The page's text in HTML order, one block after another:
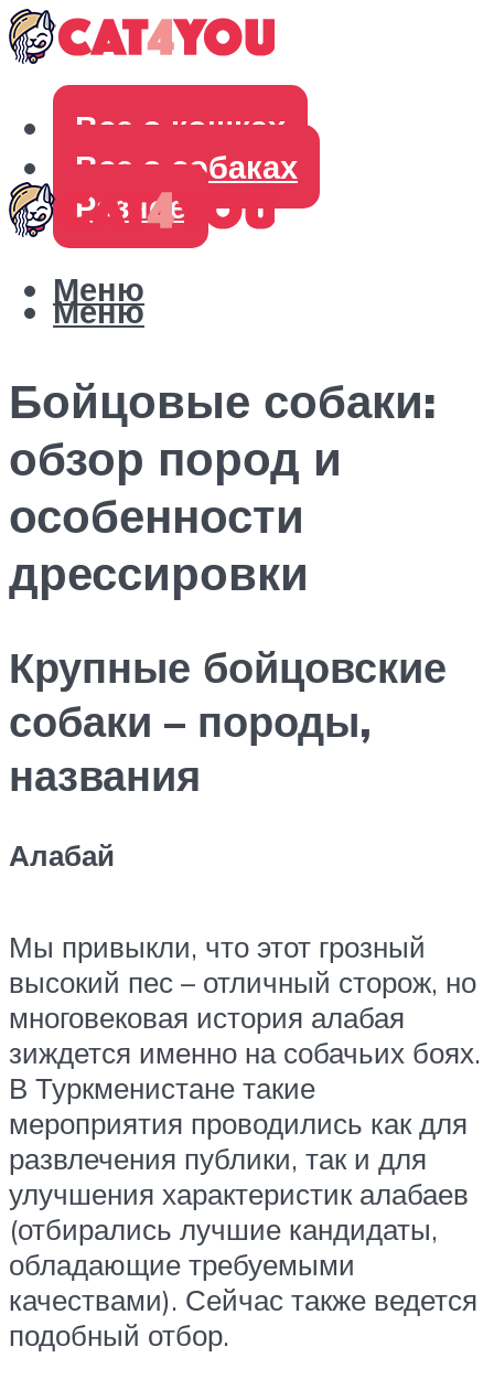
Все о кошках
Все о собаках
Разное
Меню
Меню
Бойцовые собаки:
обзор пород и
особенности
дрессировки
Крупные бойцовские
собаки – породы,
названия
Алабай
Мы привыкли, что этот грозный
высокий пес – отличный сторож, но
многовековая история алабая
зиждется именно на собачьих боях.
В Туркменистане такие
мероприятия проводились как для
развлечения публики, так и для
улучшения характеристик алабаев
(отбирались лучшие кандидаты,
обладающие требуемыми
качествами). Сейчас также ведется
подобный отбор.